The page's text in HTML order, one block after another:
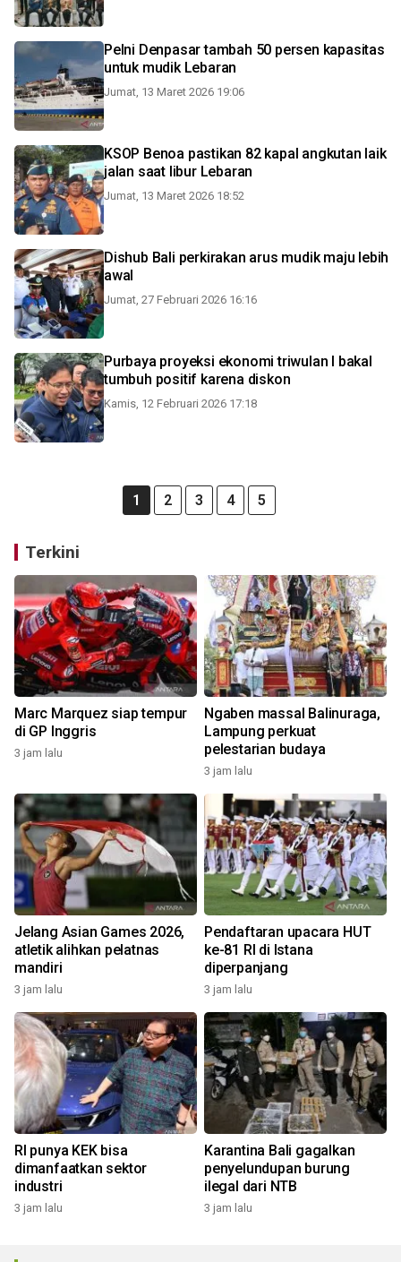
Pelni Denpasar tambah 50 persen kapasitas
untuk mudik Lebaran
Jumat, 13 Maret 2026 19:06
KSOP Benoa pastikan 82 kapal angkutan laik
jalan saat libur Lebaran
Jumat, 13 Maret 2026 18:52
Dishub Bali perkirakan arus mudik maju lebih
awal
Jumat, 27 Februari 2026 16:16
Purbaya proyeksi ekonomi triwulan I bakal
tumbuh positif karena diskon
Kamis, 12 Februari 2026 17:18
1 2 3 4 5
Terkini
Marc Marquez siap tempur
di GP Inggris
3 jam lalu
Ngaben massal Balinuraga,
Lampung perkuat
pelestarian budaya
3 jam lalu
Jelang Asian Games 2026,
atletik alihkan pelatnas
mandiri
3 jam lalu
Pendaftaran upacara HUT
ke-81 RI di Istana
diperpanjang
3 jam lalu
RI punya KEK bisa
dimanfaatkan sektor
industri
3 jam lalu
Karantina Bali gagalkan
penyelundupan burung
ilegal dari NTB
3 jam lalu